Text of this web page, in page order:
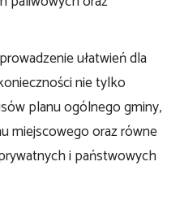
ułatwień dla
nie tylko
planu ogólnego gminy,
miejscowego oraz równe
i państwowych